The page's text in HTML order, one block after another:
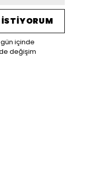
gün içinde
değişim